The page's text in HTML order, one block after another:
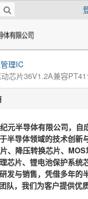
理IC
芯片36V1.2A兼容
元半导体有限公司，自
半导体领域的技术创新
、降压转换芯片、
芯片、锂电池保护系统
发与销售，凭借多年的
队，我们为客户提供优